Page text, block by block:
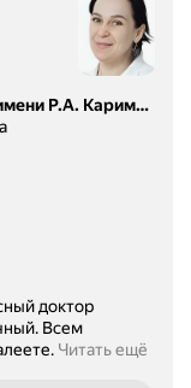
Махачкалинский родильный дом № 4 имени Р.А. Каримова, женская консультация
доктор
Всем
Читать ещё